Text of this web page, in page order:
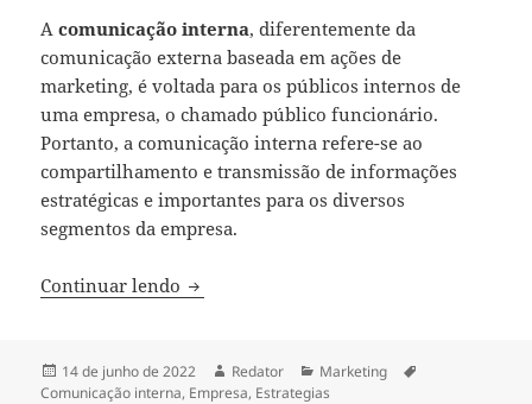
Acomunicação interna, diferentemente da
comunicação externa baseada em ações de
marketing, é voltada para os públicos internos de
uma empresa, o chamado público funcionário.
Portanto, a comunicação interna refere-se ao
compartilhamento e transmissão de informações
estratégicas e importantes para os diversos
segmentos da empresa.
Continuar lendo Melhores estratégias para sua
Publicado
em
14 de junho de 2022 Autor
Redator Categorias
Marketing
Comunicação interna, Empresa, Estrategias